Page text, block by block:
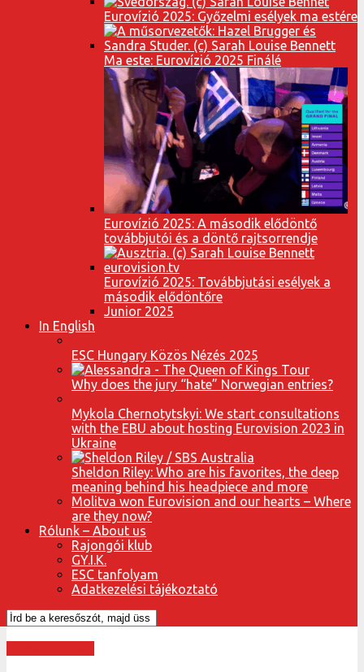
Eurovízió 2025: Győzelmi esélyek ma estére
Ma este: Eurovízió 2025 Finálé
Eurovízió 2025: A második elődöntő
továbbjutói és a döntő rajtsorrendje
Eurovízió 2025: Továbbjutási esélyek a
második elődöntőre
Junior 2025
In English
ESC Hungary Közös Nézés 2025
Why does the jury “hate” Norwegian entries?
Mykola Chernotytskyi: We start consultations
with the EBU about hosting Eurovision 2023 in
Ukraine
Sheldon Riley: Who are his favorites, the deep
meaning behind his headpiece and more
Molitva won Eurovision and our hearts – Where
are they now?
Rólunk – About us
Rajongói klub
GY.I.K.
ESC tanfolyam
Adatkezelési tájékoztató